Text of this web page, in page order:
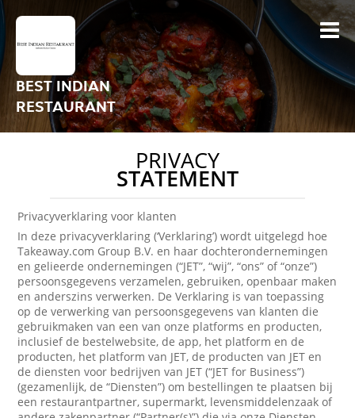
BEST INDIAN
RESTAURANT
PRIVACY
STATEMENT
Privacyverklaring voor klanten
In deze privacyverklaring (‘Verklaring’) wordt uitgelegd hoe
Takeaway.com Group B.V. en haar dochterondernemingen
en gelieerde ondernemingen (“JET”, “wij”, “ons” of “onze”)
persoonsgegevens verzamelen, gebruiken, openbaar maken
en anderszins verwerken. De Verklaring is van toepassing
op de verwerking van persoonsgegevens van klanten die
gebruikmaken van een van onze platforms en producten,
inclusief de bestelwebsite, de app, het platform en de
producten, het platform van JET, de producten van JET en
de diensten voor bedrijven van JET (“JET for Business”)
(gezamenlijk, de “Diensten”) om bestellingen te plaatsen bij
een restaurantpartner, supermarkt, levensmiddelenzaak of